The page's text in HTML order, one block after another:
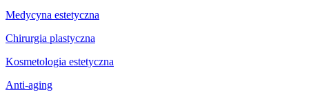
Medycyna estetyczna
Chirurgia plastyczna
Kosmetologia estetyczna
Anti-aging